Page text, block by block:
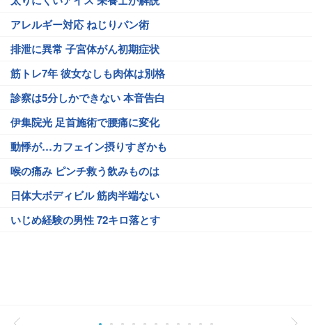
アレルギー対応 ねじりパン術
排泄に異常 子宮体がん初期症状
筋トレ7年 彼女なしも肉体は別格
診察は5分しかできない 本音告白
伊集院光 足首施術で腰痛に変化
動悸が…カフェイン摂りすぎかも
喉の痛み ピンチ救う飲みものは
日体大ボディビル 筋肉半端ない
いじめ経験の男性 72キロ落とす